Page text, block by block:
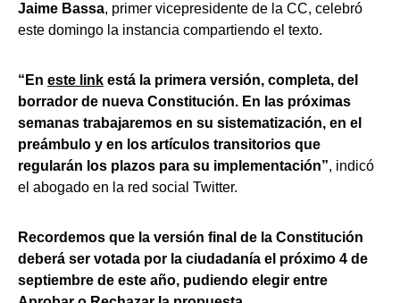
Jaime Bassa, primer vicepresidente de la CC, celebró
este domingo la instancia compartiendo el texto.
“En este link está la primera versión, completa, del
borrador de nueva Constitución. En las próximas
semanas trabajaremos en su sistematización, en el
preámbulo y en los artículos transitorios que
regularán los plazos para su implementación”, indicó
el abogado en la red social Twitter.
Recordemos que la versión final de la Constitución
deberá ser votada por la ciudadanía el próximo 4 de
septiembre de este año, pudiendo elegir entre